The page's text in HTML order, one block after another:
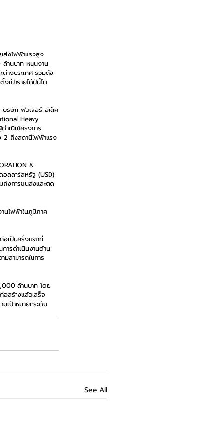
ส่งไฟฟ้าแรงสูง
านบาท หนุนงาน
างประเทศ รวมถึง
เป้ารายได้ปีนี้โต
บริษัท ฟิวเจอร์ อีเล็ค
Heavy
เนินโครงการ
2 ถึงสถานีไฟฟ้าแรง
&
อลลาร์สหรัฐ (USD)
ถึงการขนส่งและติด
นไฟฟ้าในภูมิภาค
อเป็นครั้งแรกที่
ารดำเนินงานด้าน
สามารถในการ
ล้านบาท โดย
สร้างแล้วเสร็จ
เป้าหมายที่ระดับ
See All